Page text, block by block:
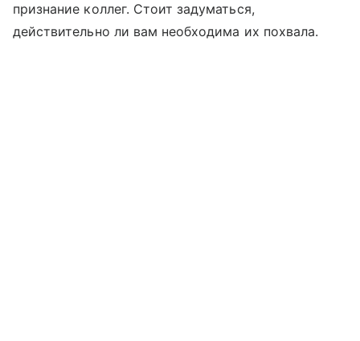
признание коллег. Стоит задуматься,
действительно ли вам необходима их похвала.